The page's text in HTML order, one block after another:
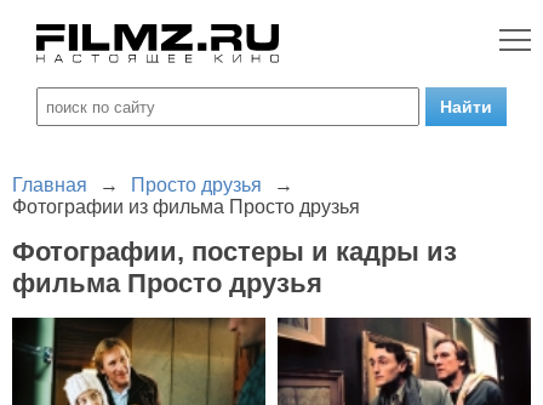
Главная → Просто друзья
→
Фотографии из фильма Просто друзья
Фотографии, постеры и кадры из
фильма Просто друзья